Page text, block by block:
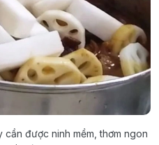
được ninh mềm, thơm ngon